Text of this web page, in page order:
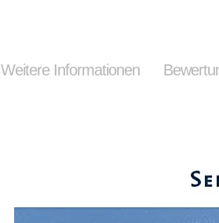
Weitere Informationen